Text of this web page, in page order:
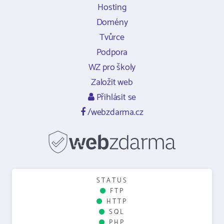
Hosting
Domény
Tvůrce
Podpora
WZ pro školy
Založit web
Přihlásit se
/webzdarma.cz
STATUS
FTP
HTTP
SQL